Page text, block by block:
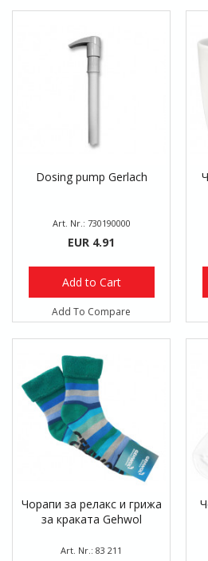
Dosing pump Gerlach
Art. Nr.: 730190000
EUR 4.91
Add to Cart
Add To Compare
Чорапи за релакс и грижа
за краката Gehwol
Art. Nr.: 83 211